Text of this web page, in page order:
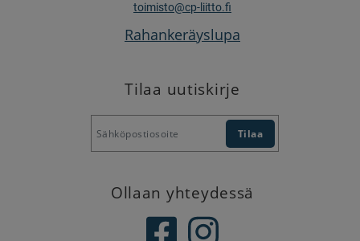
toimisto@cp-liitto.fi
Rahankeräyslupa
Tilaa uutiskirje
Ollaan yhteydessä